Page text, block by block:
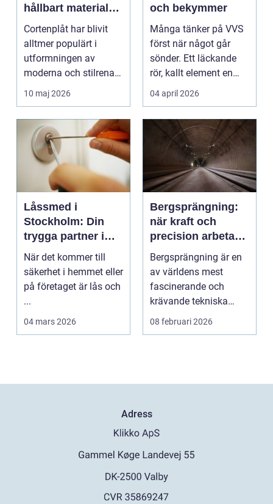
hållbart material
för din trädgård
Cortenplåt har blivit
alltmer populärt i
utformningen av
moderna och stilrena
trädg&...
10 maj 2026
och bekymmer
Många tänker på VVS
först när något går
sönder. Ett läckande
rör, kallt element en
vintermorgon elle...
04 april 2026
Låssmed i
Stockholm: Din
trygga partner i
huvudstaden
När det kommer till
säkerhet i hemmet eller
på företaget är lås och
...
04 mars 2026
Bergsprängning:
när kraft och
precision arbetar
tillsammans
Bergsprängning är en
av världens mest
fascinerande och
krävande tekniska
procedu...
08 februari 2026
Adress